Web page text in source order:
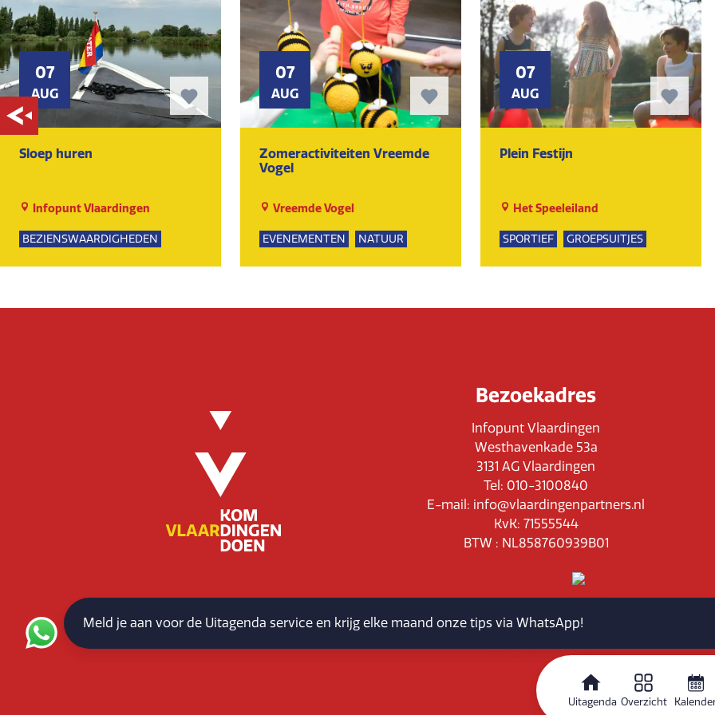
Uitagenda Overzicht
07
AUG
Sloep huren
Infopunt Vlaardingen
BEZIENSWAARDIGHEDEN
NATUUR
07
AUG
Zomeractiviteiten Vreemde
Vogel
Vreemde Vogel
EVENEMENTEN
NATUUR
SPEELTUIN
GROEPSUITJES
07
AUG
Plein Festijn
Het Speeleiland
SPORTIEF GROEPSUITJES
Bezoekadres
Infopunt Vlaardingen
Westhavenkade 53a
3131 AG Vlaardingen
Tel: 010-3100840
E-mail: info@vlaardingenpartners.nl
KvK: 71555544
BTW : NL858760939B01
Routeplanner
Meld je aan voor de Uitagenda service en krijg elke maand onze tips via WhatsApp!